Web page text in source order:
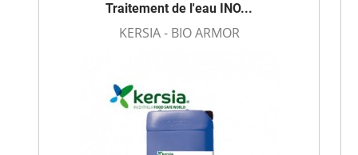
Traitement de l'eau INO...
KERSIA - BIO ARMOR